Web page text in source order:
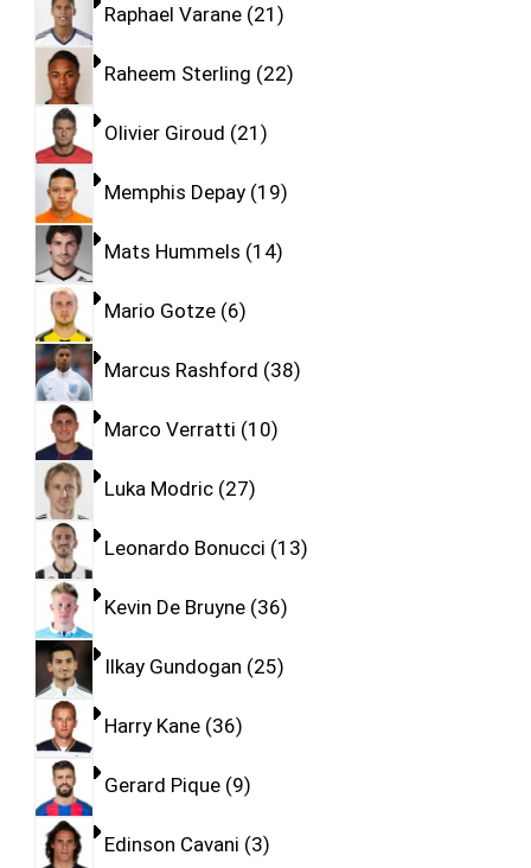
Raphael Varane 21
Raheem Sterling 22
Olivier Giroud 21
Memphis Depay 19
Mats Hummels 14
Mario Gotze 6
Marcus Rashford 38
Marco Verratti 10
Luka Modric 27
Leonardo Bonucci 13
Kevin De Bruyne 36
Ilkay Gundogan 25
Harry Kane 36
Gerard Pique 9
Edinson Cavani 3